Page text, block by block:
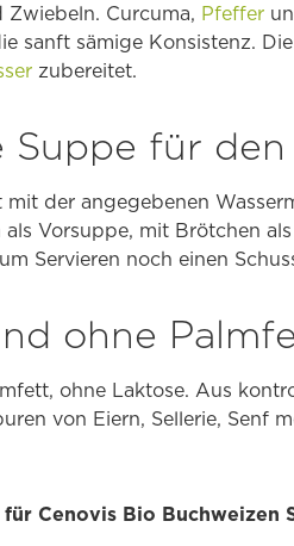
Zwiebeln. Curcuma, Pfeffer
sanft sämige Konsistenz.
zubereitet.
Suppe für
mit der angegebenen
als Vorsuppe, mit Brötchen
Servieren noch einen
ohne
ohne Laktose. Aus
von Eiern, Sellerie, Senf
für Cenovis Bio Buchweizen